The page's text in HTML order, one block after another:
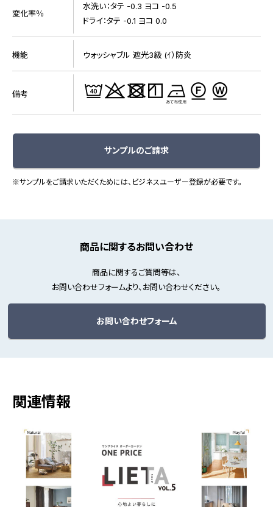
変化率％
水洗い：タテ -0.3 ヨコ -0.5
ドライ：タテ -0.1 ヨコ 0.0
機能 ウォッシャブル 遮光3級 (ｲ）防炎
備考
サンプルのご請求
※サンプルをご請求いただくためには、ビジネスユーザー登録が必要です。
商品に関するお問い合わせ
商品に関するご質問等は、
お問い合わせフォームより、お問い合わせください。
お問い合わせフォーム
関連情報